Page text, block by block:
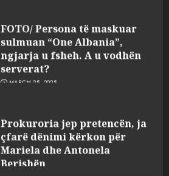
ngjarja u fsheh. A u vodhën
serverat?
MARCH 25, 2025
Mariela dhe Antonela
Berishën
MARCH 25, 2025